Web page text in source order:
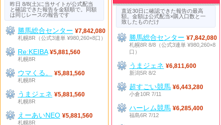
昨日 8/8(土)に当サイトが公式配当
と確認できた報告を金額順で。同額
は同じレースの報告です
勝馬総合センター ¥7,842,080
札幌8R（公式3連単 ¥980,260×8口）
Re:KEIBA ¥5,881,560
札幌8R
ウマくる。
¥5,881,560
札幌8R
うまジェネ ¥5,881,560
札幌8R
えーあいNEO ¥5,881,560
札幌8R
直近30日に確認できた報告の最高
額。金額は公式配当×購入口数と一
致したものだけ
勝馬総合センター ¥7,842,080
札幌8R 8/8（公式3連単 ¥980,260×8
口）
うまジェネ ¥6,811,600
新潟5R 8/2
超すごい競馬 ¥6,443,280
小倉10R 7/11
ハーレム競馬 ¥6,285,400
福島6R 7/12